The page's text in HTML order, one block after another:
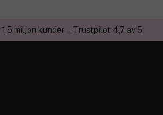
1,5 miljon kunder – Trustpilot 4,7 av 5